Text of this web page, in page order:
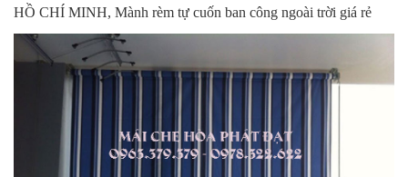
HỒ CHÍ MINH, Mành rèm tự cuốn ban công ngoài trời giá rẻ